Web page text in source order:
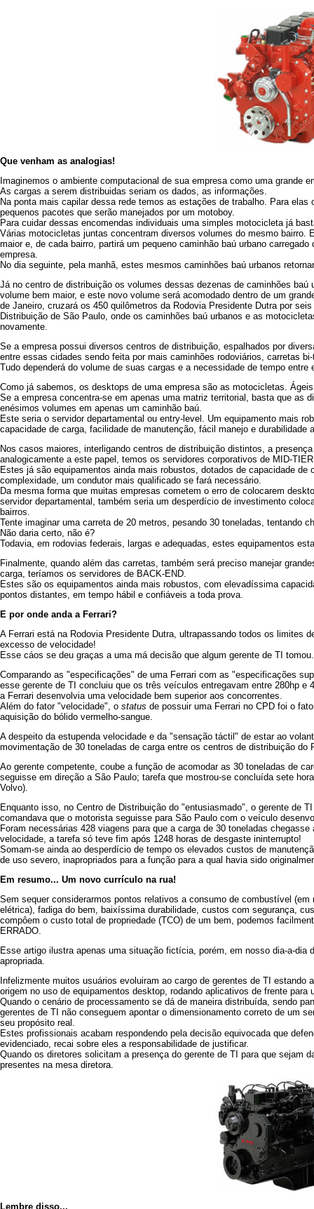
Que venham as analogias!
Imaginemos o ambiente computacional de sua empresa como uma grande
As cargas a serem distribuidas seriam os dados, as informações.
Na ponta mais capilar dessa rede temos as estações de trabalho. Para
pequenos pacotes que serão manejados por um motoboy.
Para cuidar dessas encomendas individuais uma simples motocicleta já
Várias motocicletas juntas concentram diversos volumes do mesmo bairro.
maior e, de cada bairro, partirá um pequeno caminhão baú urbano
empresa.
No dia seguinte, pela manhã, estes mesmos caminhões baú urbanos
Já no centro de distribuição os volumes dessas dezenas de caminhões
volume bem maior, e este novo volume será acomodado dentro de um
de Janeiro, cruzará os 450 quilômetros da Rodovia Presidente Dutra por
Distribuição de São Paulo, onde os caminhões baú urbanos e as
novamente.
Se a empresa possui diversos centros de distribuição, espalhados por
entre essas cidades sendo feita por mais caminhões rodoviários, carretas
Tudo dependerá do volume de suas cargas e a necessidade de tempo entre
Como já sabemos, os desktops de uma empresa são as motocicletas.
Se a empresa concentra-se em apenas uma matriz territorial, basta que as
enésimos volumes em apenas um caminhão baú.
Este seria o servidor departamental ou entry-level. Um equipamento mais
capacidade de carga, facilidade de manutenção, fácil manejo e durabilidade
Nos casos maiores, interligando centros de distribuição distintos, a
analogicamente a este papel, temos os servidores corporativos de MID-
Estes já são equipamentos ainda mais robustos, dotados de capacidade
complexidade, um condutor mais qualificado se fará necessário.
Da mesma forma que muitas empresas cometem o erro de colocarem
servidor departamental, também seria um desperdício de investimento
bairros.
Tente imaginar uma carreta de 20 metros, pesando 30 toneladas, tentando
Não daria certo, não é?
Todavia, em rodovias federais, largas e adequadas, estes equipamentos
Finalmente, quando além das carretas, também será preciso manejar
carga, teríamos os servidores de BACK-END.
Estes são os equipamentos ainda mais robustos, com elevadíssima
pontos distantes, em tempo hábil e confiáveis a toda prova.
E por onde anda a Ferrari?
A Ferrari está na Rodovia Presidente Dutra, ultrapassando todos os limites
excesso de velocidade!
Esse cáos se deu graças a uma má decisão que algum gerente de TI tomou.
Comparando as "especificações" de uma Ferrari com as "especificações
esse gerente de TI concluiu que os três veículos entregavam entre 280hp
a Ferrari desenvolvia uma velocidade bem superior aos concorrentes.
Além do fator "velocidade", o status de possuir uma Ferrari no CPD foi o
aquisição do bólido vermelho-sangue.
A despeito da estupenda velocidade e da "sensação táctil" de estar ao
movimentação de 30 toneladas de carga entre os centros de distribuição do
Ao gerente competente, coube a função de acomodar as 30 toneladas de
seguisse em direção a São Paulo; tarefa que mostrou-se concluída sete
Volvo).
Enquanto isso, no Centro de Distribuição do "entusiasmado", o gerente de
comandava que o motorista seguisse para São Paulo com o veículo
Foram necessárias 428 viagens para que a carga de 30 toneladas
velocidade, a tarefa só teve fim após 1248 horas de desgaste ininterrupto!
Somam-se ainda ao desperdício de tempo os elevados custos de
de uso severo, inapropriados para a função para a qual havia sido
Em resumo... Um novo currículo na rua!
Sem sequer considerarmos pontos relativos a consumo de combustível
elétrica), fadiga do bem, baixíssima durabilidade, custos com segurança,
compôem o custo total de propriedade (TCO) de um bem, podemos
ERRADO.
Esse artigo ilustra apenas uma situação fictícia, porém, em nosso dia-a-dia
apropriada.
Infelizmente muitos usuários evoluiram ao cargo de gerentes de TI estando
origem no uso de equipamentos desktop, rodando aplicativos de frente para
Quando o cenário de processamento se dá de maneira distribuída, sendo
gerentes de TI não conseguem apontar o dimensionamento correto de um
seu propósito real.
Estes profissionais acabam respondendo pela decisão equivocada que
evidenciado, recai sobre eles a responsabilidade de justificar.
Quando os diretores solicitam a presença do gerente de TI para que sejam
presentes na mesa diretora.
Lembre disso...